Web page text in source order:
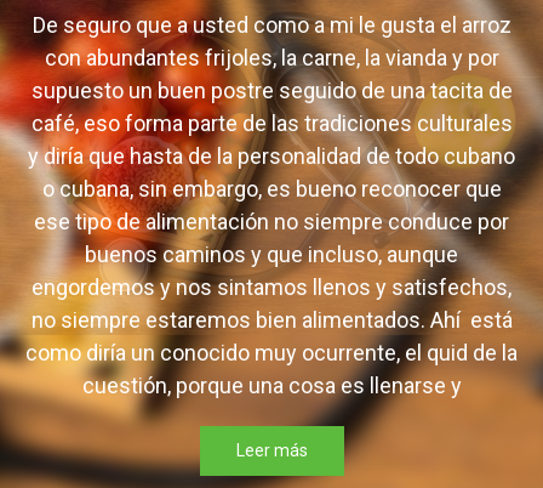
De seguro que a usted como a mi le gusta el arroz
con abundantes frijoles, la carne, la vianda y por
supuesto un buen postre seguido de una tacita de
café, eso forma parte de las tradiciones culturales
y diría que hasta de la personalidad de todo cubano
o cubana, sin embargo, es bueno reconocer que
ese tipo de alimentación no siempre conduce por
buenos caminos y que incluso, aunque
engordemos y nos sintamos llenos y satisfechos,
no siempre estaremos bien alimentados. Ahí está
como diría un conocido muy ocurrente, el quid de la
cuestión, porque una cosa es llenarse y
Leer más